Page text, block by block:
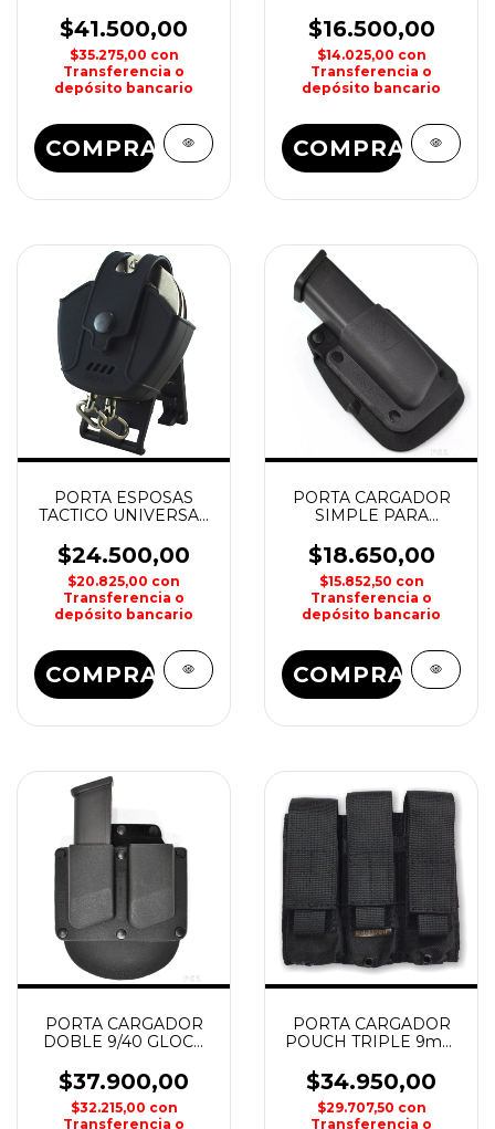
TAPA BOER
$41.500,00
$35.275,00 con
Transferencia o
depósito bancario
COMPRAR
BOER
$16.500,00
$14.025,00 con
Transferencia o
depósito bancario
COMPRAR
PORTA ESPOSAS
TACTICO UNIVERSAL
$24.500,00
$20.825,00 con
Transferencia o
depósito bancario
COMPRAR
PORTA CARGADOR
SIMPLE PARA
HOUSTON
$18.650,00
$15.852,50 con
Transferencia o
depósito bancario
COMPRAR
PORTA CARGADOR
DOBLE 9/40 GLOCK
$37.900,00
$32.215,00 con
Transferencia o
PORTA CARGADOR
POUCH TRIPLE 9mm
$34.950,00
$29.707,50 con
Transferencia o